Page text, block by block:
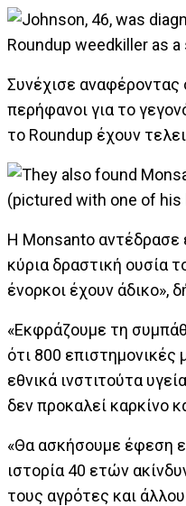
Συνέχισε αναφέροντας
περήφανοι για το
το Roundup έχουν
Η Monsanto αντέδρασε
κύρια δραστική ουσία
ένορκοι έχουν άδικο»,
«Εκφράζουμε τη
ότι 800
εθνικά ινστιτούτα
δεν προκαλεί καρκίνο
«Θα ασκήσουμε έφεση
ιστορία 40 ετών
τους αγρότες και